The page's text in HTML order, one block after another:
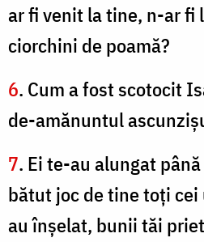
ar fi venit la tine, n-ar fi
ciorchini de poamă?
6. Cum a fost scotocit
de-amănuntul
7. Ei te-au alungat
bătut joc de tine toţi
au înşelat, bunii tăi